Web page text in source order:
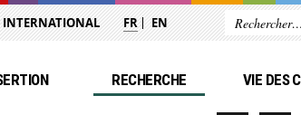
INTERNATIONAL FR EN
RECHERCHE VIE DES